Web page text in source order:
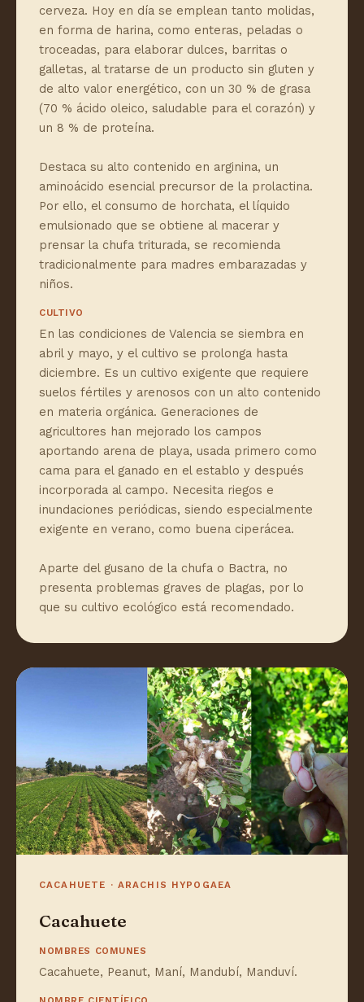
cerveza. Hoy en día se emplean tanto molidas,
en forma de harina, como enteras, peladas o
troceadas, para elaborar dulces, barritas o
galletas, al tratarse de un producto sin gluten y
de alto valor energético, con un 30 % de grasa
(70 % ácido oleico, saludable para el corazón) y
un 8 % de proteína.
Destaca su alto contenido en arginina, un
aminoácido esencial precursor de la prolactina.
Por ello, el consumo de horchata, el líquido
emulsionado que se obtiene al macerar y
prensar la chufa triturada, se recomienda
tradicionalmente para madres embarazadas y
niños.
CULTIVO
En las condiciones de Valencia se siembra en
abril y mayo, y el cultivo se prolonga hasta
diciembre. Es un cultivo exigente que requiere
suelos fértiles y arenosos con un alto contenido
en materia orgánica. Generaciones de
agricultores han mejorado los campos
aportando arena de playa, usada primero como
cama para el ganado en el establo y después
incorporada al campo. Necesita riegos e
inundaciones periódicas, siendo especialmente
exigente en verano, como buena ciperácea.
Aparte del gusano de la chufa o Bactra, no
presenta problemas graves de plagas, por lo
que su cultivo ecológico está recomendado.
CACAHUETE · ARACHIS HYPOGAEA
Cacahuete
NOMBRES COMUNES
Cacahuete, Peanut, Maní, Mandubí, Manduví.